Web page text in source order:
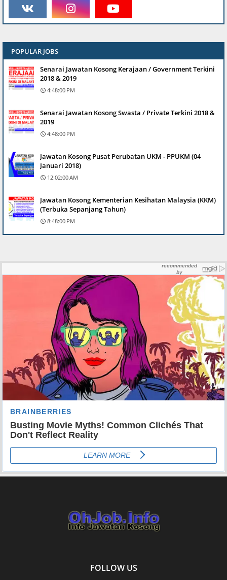
POPULAR JOBS
Senarai Jawatan Kosong Kerajaan / Government Terkini
2018 & 2019
4:48:00 PM
Senarai Jawatan Kosong Swasta / Private Terkini 2018 &
2019
4:48:00 PM
Jawatan Kosong Pusat Perubatan UKM - PPUKM (04
Januari 2018)
12:02:00 AM
Jawatan Kosong Kementerian Kesihatan Malaysia (KKM)
(Terbuka Sepanjang Tahun)
8:48:00 PM
FOLLOW US